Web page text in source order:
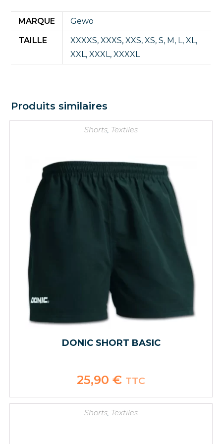
MARQUE Gewo
TAILLE XXXXS,XXXS,XXS,XS,S, M, L,XL,
XXL,XXXL,XXXXL
Produits similaires
Shorts, Textiles
DONIC SHORT BASIC
25,90 € TTC
Shorts, Textiles